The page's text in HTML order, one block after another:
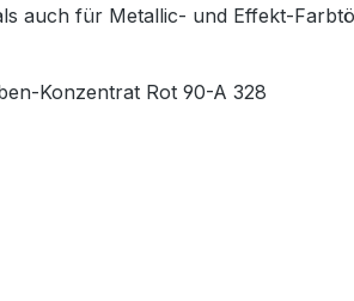
auch für Metallic- und Effekt-